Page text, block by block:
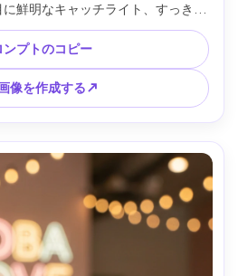
鮮明なキャッチライト、すっきり
Nikon Z8 85mm f/2 で撮影、高解像
質感、最小限の小道具、モダンな
の美学 --ar 4:5
ンプトのコピー
像を作成する↗